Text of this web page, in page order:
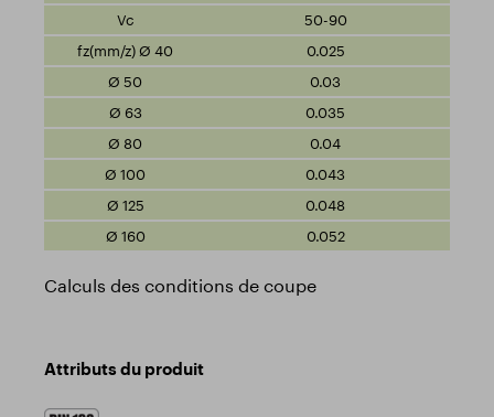
50-90
0.025
0.03
0.035
0.04
0.043
0.048
0.052
Calculs des conditions de coupe
Attributs du produit